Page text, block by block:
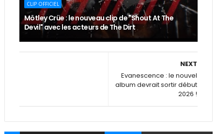
CLIP OFFICIEL
Mötley Crüe : le nouveau clip de "Shout At The
Devil" avec les acteurs de The Dirt
NEXT
Evanescence : le nouvel
album devrait sortir début
2026 !